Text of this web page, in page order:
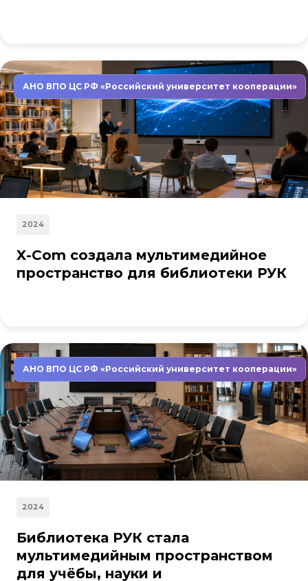
АНО ВПО ЦС РФ «Российский университет кооперации»
2024
X-Com создала мультимедийное
пространство для библиотеки РУК
АНО ВПО ЦС РФ «Российский университет кооперации»
2024
Библиотека РУК стала
мультимедийным пространством
для учёбы, науки и